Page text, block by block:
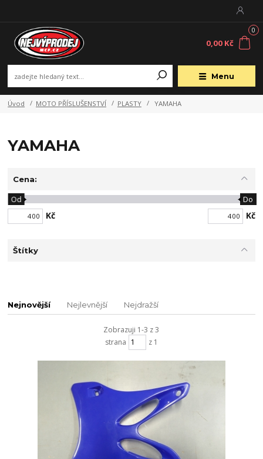
Menu
0
0,00 Kč
Úvod MOTO PŘÍSLUŠENSTVÍ PLASTY YAMAHA
YAMAHA
Cena:
Kč
Od Do
Kč
Štítky
Nejnovější Nejlevnější Nejdražší
Zobrazuji 1-3 z 3
strana
z 1